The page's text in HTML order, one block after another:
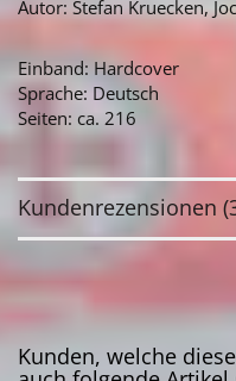
Autor: Stefan Kruecken,
Einband: Hardcover
Sprache: Deutsch
Seiten: ca. 216
Kundenrezensionen
Kunden, welche